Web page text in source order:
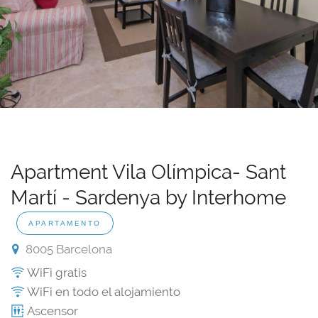
Apartment Vila Olímpica- Sant
Martí - Sardenya by Interhome
APARTAMENTO
8005 Barcelona
WiFi gratis
WiFi en todo el alojamiento
Ascensor